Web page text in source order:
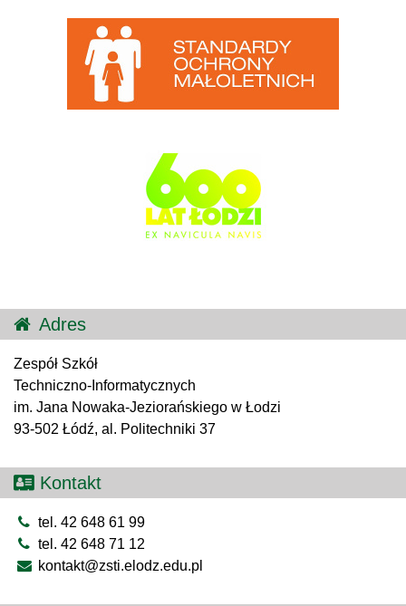
Adres
Zespół Szkół
Techniczno-Informatycznych
im. Jana Nowaka-Jeziorańskiego w Łodzi
93-502 Łódź, al. Politechniki 37
Kontakt
tel. 42 648 61 99
tel. 42 648 71 12
kontakt@zsti.elodz.edu.pl